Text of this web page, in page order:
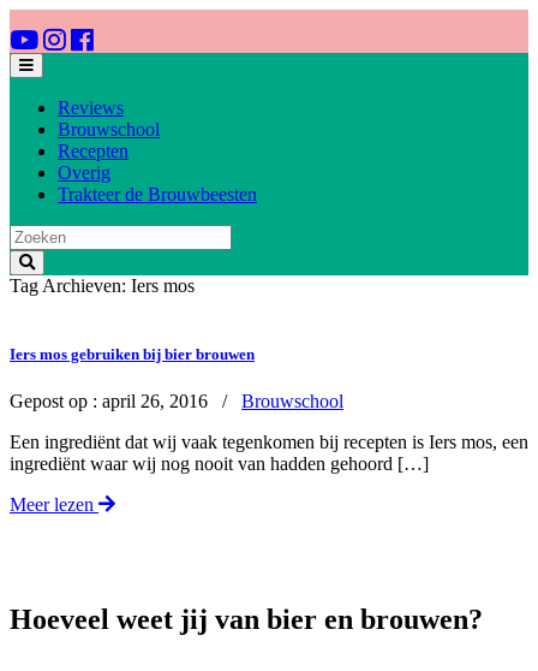
Reviews
Brouwschool
Recepten
Overig
Trakteer de Brouwbeesten
Tag Archieven: Iers mos
Iers mos gebruiken bij bier brouwen
Gepost op : april 26, 2016 / Brouwschool
Een ingrediënt dat wij vaak tegenkomen bij recepten is Iers mos, een
ingrediënt waar wij nog nooit van hadden gehoord […]
Meer lezen
Hoeveel weet jij van bier en brouwen?